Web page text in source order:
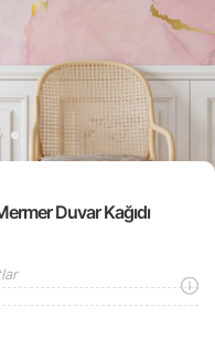
Duvar Kağıdı